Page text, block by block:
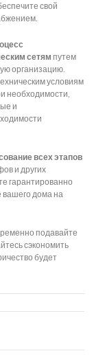
свой
сетям путем
организацию.
условиям
необходимости,
и
всех этапов
и других
гарантированно
вашего дома на
подавайте
сэкономить
будет